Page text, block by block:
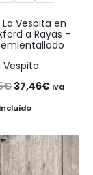
Vespita en
a Rayas –
Vespita
€ El
precio
era:
49,95€.
37,46€El
es:
37,46€.
Iva
Incluido